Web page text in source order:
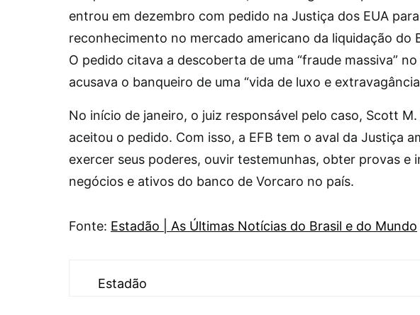
entrou em dezembro com pedido na Justiça dos EUA para
reconhecimento no mercado americano da liquidação do
O pedido citava a descoberta de uma “fraude massiva”
acusava o banqueiro de uma “vida de luxo e
No início de janeiro, o juiz responsável pelo caso, Scott M.
aceitou o pedido. Com isso, a EFB tem o aval da Justiça
exercer seus poderes, ouvir testemunhas, obter provas e
negócios e ativos do banco de Vorcaro no país.
Fonte: Estadão | As Últimas Notícias do Brasil e do Mundo
Estadão